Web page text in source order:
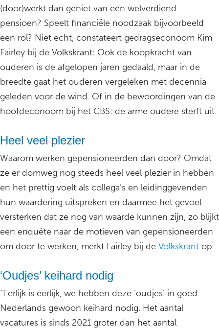
(door)werkt dan geniet van een welverdiend
pensioen? Speelt financiële noodzaak bijvoorbeeld
een rol? Niet echt, constateert gedragseconoom Kim
Fairley bij de Volkskrant: Ook de koopkracht van
ouderen is de afgelopen jaren gedaald, maar in de
breedte gaat het ouderen vergeleken met decennia
geleden voor de wind. Of in de bewoordingen van de
hoofdeconoom bij het CBS: de arme oudere sterft uit.
Heel veel plezier
Waarom werken gepensioneerden dan door? Omdat
ze er domweg nog steeds heel veel plezier in hebben
en het prettig voelt als collega’s en leidinggevenden
hun waardering uitspreken en daarmee het gevoel
versterken dat ze nog van waarde kunnen zijn, zo blijkt
een enquête naar de motieven van gepensioneerden
om door te werken, merkt Fairley bij de Volkskrant op.
‘Oudjes’ keihard nodig
“Eerlijk is eerlijk, we hebben deze ‘oudjes’ in goed
Nederlands gewoon keihard nodig. Het aantal
vacatures is sinds 2021 groter dan het aantal